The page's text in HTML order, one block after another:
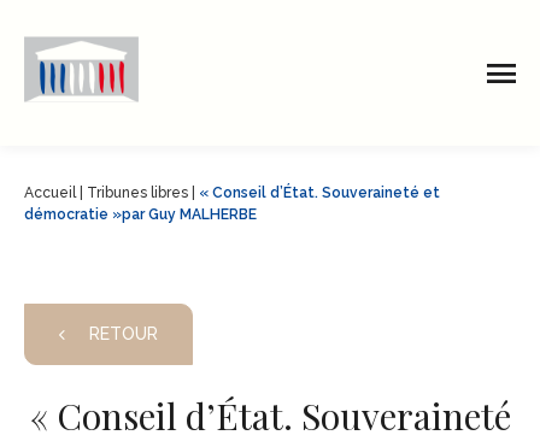
Accueil| Tribunes libres
« Conseil d’État. Souveraineté et
démocratie »par Guy MALHERBE
RETOUR
« Conseil d’État. Souveraineté